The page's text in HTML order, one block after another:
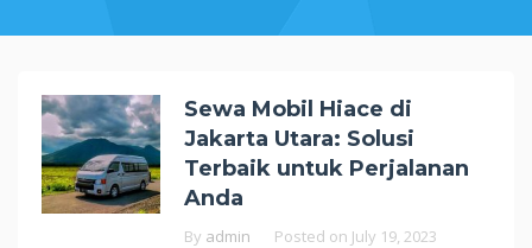
Sewa Mobil Hiace di
Jakarta Utara: Solusi
Terbaik untuk Perjalanan
Anda
By admin Posted on July 19, 2023